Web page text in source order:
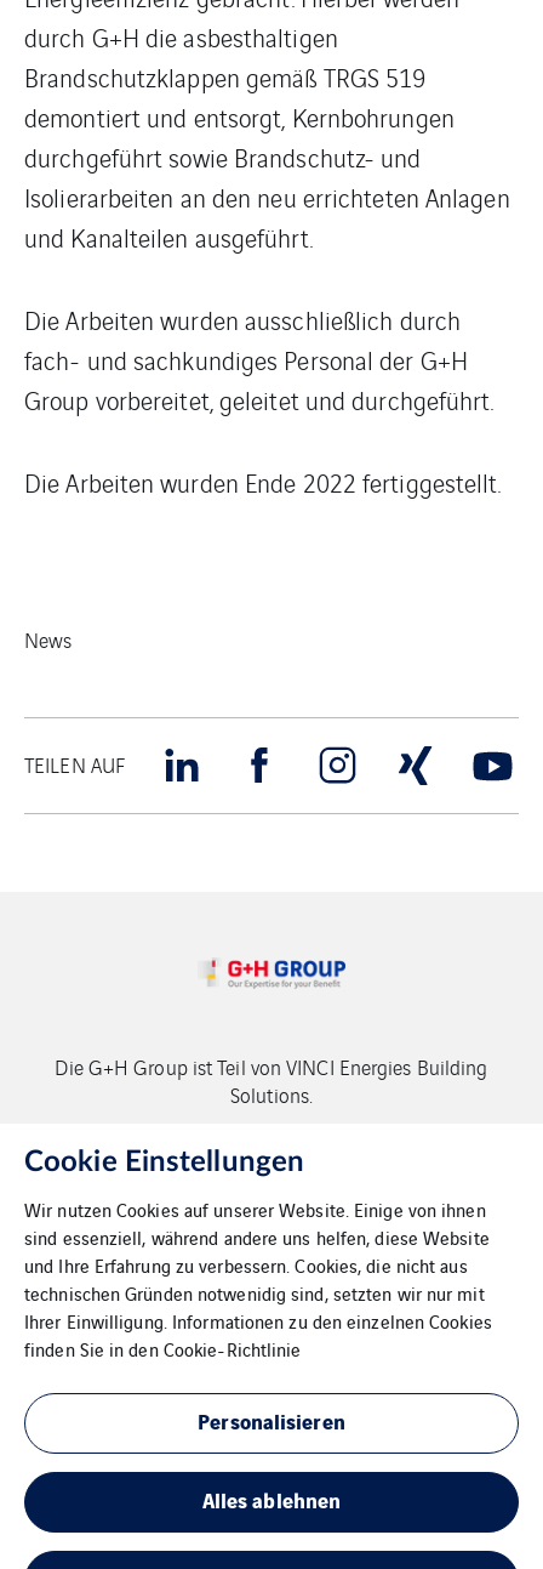
durch G+H die asbesthaltigen
Brandschutzklappen gemäß TRGS 519
demontiert und entsorgt, Kernbohrungen
durchgeführt sowie Brandschutz- und
Isolierarbeiten an den neu errichteten Anlagen
und Kanalteilen ausgeführt.
Die Arbeiten wurden ausschließlich durch
fach- und sachkundiges Personal der G+H
Group vorbereitet, geleitet und durchgeführt.
Die Arbeiten wurden Ende 2022 fertiggestellt.
News
TEILEN AUF
Die G+H Group ist Teil von VINCI Energies Building
Solutions.
Copyright G+H Group
Kontakt
Datenschutz
Impressum
Sitemap
Cookie Einstellungen
Wir nutzen Cookies auf unserer Website. Einige von ihnen
sind essenziell, während andere uns helfen, diese Website
und Ihre Erfahrung zu verbessern. Cookies, die nicht aus
technischen Gründen notwenidig sind, setzten wir nur mit
Ihrer Einwilligung. Informationen zu den einzelnen Cookies
finden Sie in denCookie-Richtlinie
Personalisieren
Alles ablehnen